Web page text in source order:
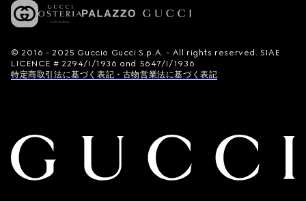
© 2016 - 2025 Guccio Gucci S.p.A. - All rights reserved. SIAE
LICENCE # 2294/I/1936 and 5647/I/1936
特定商取引法に基づく表記・古物営業法に基づく表記